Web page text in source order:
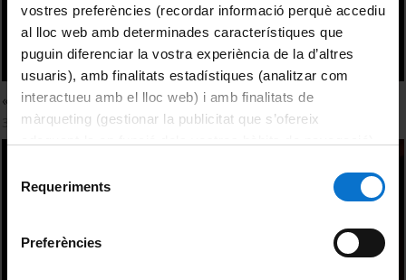
vostres preferències (recordar informació perquè accediu
al lloc web amb determinades característiques que
puguin diferenciar la vostra experiència de la d’altres
usuaris), amb finalitats estadístiques (analitzar com
interactueu amb el lloc web) i amb finalitats de
màrqueting (gestionar la publicitat que s’ofereix
consultar laPolítica de galetes del lloc web de la
Requeriments
Preferències
«Mahabharata». Un clàssic sànscrit a escena
30 Mayo, 2011